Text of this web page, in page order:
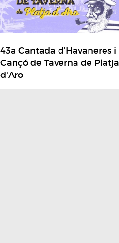
43a Cantada d'Havaneres i
Cançó de Taverna de Platja
d'Aro